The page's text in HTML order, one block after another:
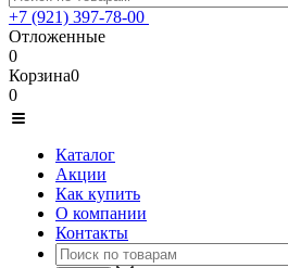
+7 (921) 397-78-00
Отложенные
0
Корзина0
0
Каталог
Акции
Как купить
О компании
Контакты